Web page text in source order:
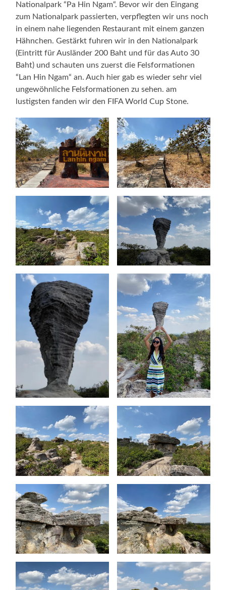
Nationalpark “Pa Hin Ngam“. Bevor wir den Eingang
zum Nationalpark passierten, verpflegten wir uns noch
in einem nahe liegenden Restaurant mit einem ganzen
Hähnchen. Gestärkt fuhren wir in den Nationalpark
(Eintritt für Ausländer 200 Baht und für das Auto 30
Baht) und schauten uns zuerst die Felsformationen
“Lan Hin Ngam“ an. Auch hier gab es wieder sehr viel
ungewöhnliche Felsformationen zu sehen. am
lustigsten fanden wir den FIFA World Cup Stone.